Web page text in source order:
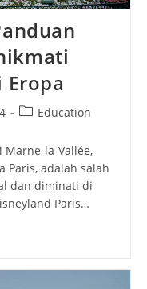
PostEducation
Marne-la-Vallée,
Paris, adalah salah
dan diminati di
Paris…